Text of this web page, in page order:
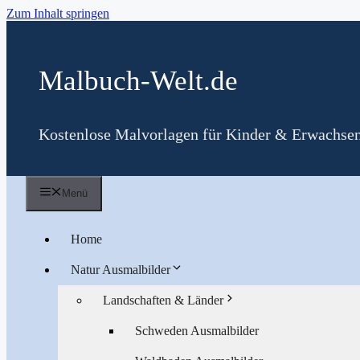
Zum Inhalt springen
Malbuch-Welt.de
Kostenlose Malvorlagen für Kinder &
Menü
Home
Natur Ausmalbilder
Landschaften & Länder
Schweden Ausmalbilder